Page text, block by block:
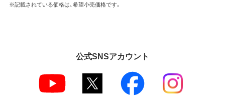
※記載されている価格は、希望小売価格です。
公式SNSアカウント